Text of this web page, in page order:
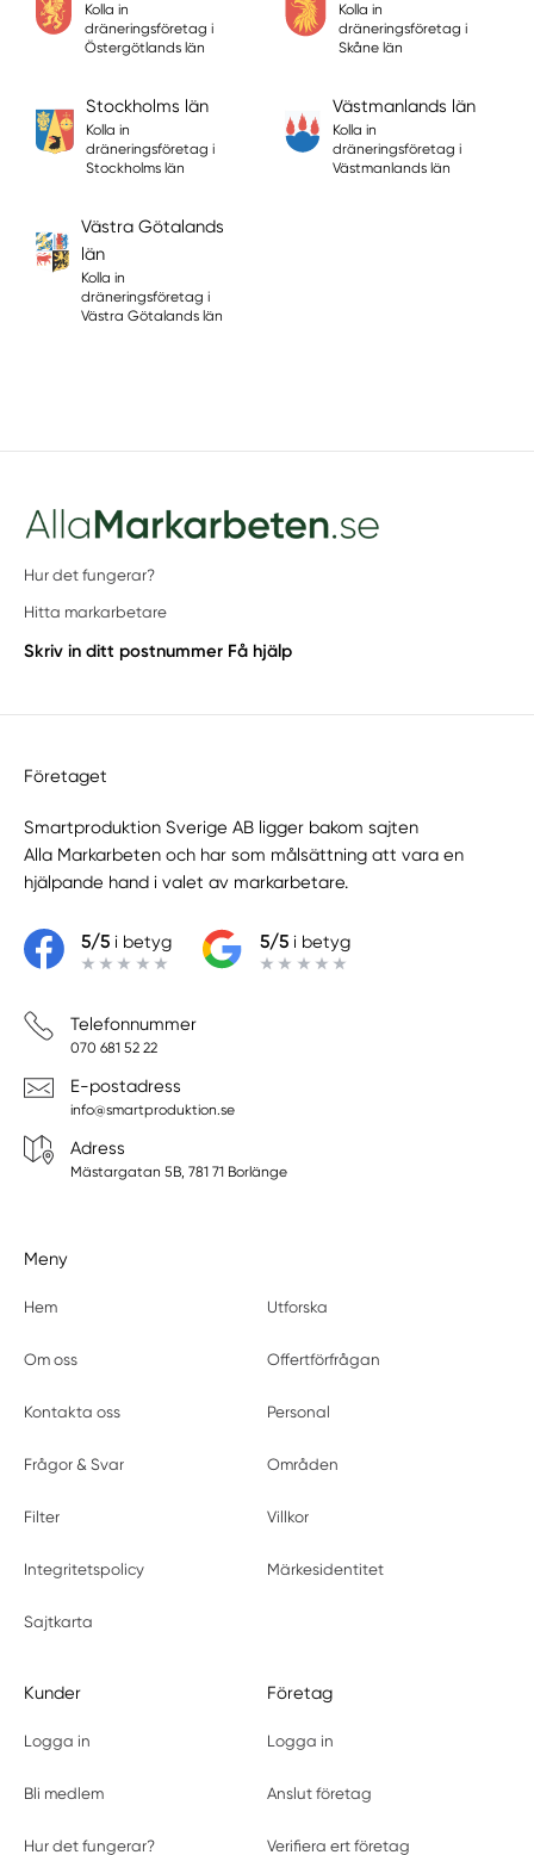
Kolla in
dräneringsföretag i
Östergötlands län
Kolla in
dräneringsföretag i
Skåne län
Stockholms län
Kolla in
dräneringsföretag i
Stockholms län
Västmanlands län
Kolla in
dräneringsföretag i
Västmanlands län
Västra Götalands
län
Kolla in
dräneringsföretag i
Västra Götalands län
Hur det fungerar?
Hitta markarbetare
Skriv in ditt postnummer Få hjälp
Företaget
Smartproduktion Sverige AB ligger bakom sajten
Alla Markarbeten och har som målsättning att vara en
hjälpande hand i valet av markarbetare.
5/5i betyg 5/5i betyg
Telefonnummer
070 681 52 22
E-postadress
info@smartproduktion.se
Adress
Mästargatan 5B, 781 71 Borlänge
Meny
Hem Utforska
Om oss Offertförfrågan
Kontakta oss Personal
Frågor & Svar Områden
Filter Villkor
Integritetspolicy Märkesidentitet
Sajtkarta
Kunder
Logga in
Bli medlem
Hur det fungerar?
Företag
Logga in
Anslut företag
Verifiera ert företag